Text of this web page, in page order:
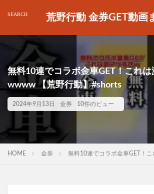
荒野行動 金券GET動画
無料10連でコラボ金車GET！これ
wwww 【荒野行動】#shorts
2024年9月13日 金券 10件のビュー
HOME 金券 無料10連でコラボ金車GET！